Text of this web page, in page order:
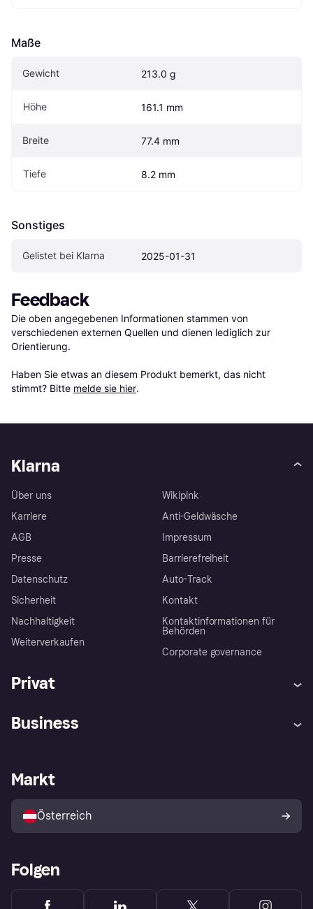
Maße
Gewicht 213.0 g
Höhe 161.1 mm
Breite 77.4 mm
Tiefe 8.2 mm
Sonstiges
Gelistet bei Klarna 2025-01-31
Feedback
Die oben angegebenen Informationen stammen von
verschiedenen externen Quellen und dienen lediglich zur
Orientierung.
Haben Sie etwas an diesem Produkt bemerkt, das nicht
stimmt? Bitte melde sie hier.
Klarna
Über uns
Karriere
AGB
Presse
Datenschutz
Sicherheit
Nachhaltigkeit
Weiterverkaufen
Wikipink
Anti-Geldwäsche
Impressum
Barrierefreiheit
Auto-Track
Kontakt
Kontaktinformationen für
Behörden
Corporate governance
Privat
Shops entdecken
Business
Händlerportal
Markt
Österreich
Folgen